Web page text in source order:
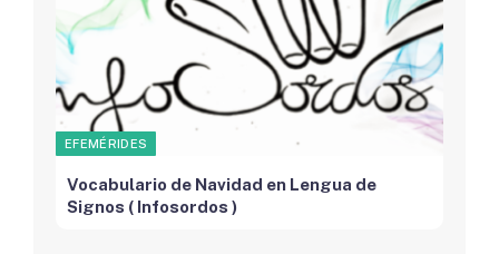
EFEMÉRIDES
Vocabulario de Navidad en Lengua de
Signos ( Infosordos )